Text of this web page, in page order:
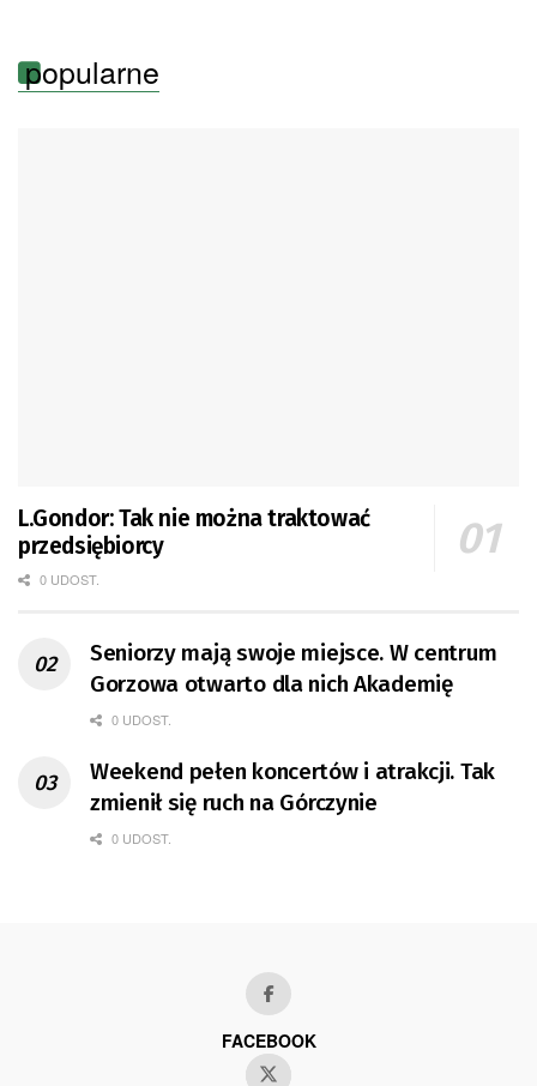
popularne
L.Gondor: Tak nie można traktować
przedsiębiorcy
0 UDOST.
Seniorzy mają swoje miejsce. W centrum
Gorzowa otwarto dla nich Akademię
0 UDOST.
Weekend pełen koncertów i atrakcji. Tak
zmienił się ruch na Górczynie
0 UDOST.
FACEBOOK